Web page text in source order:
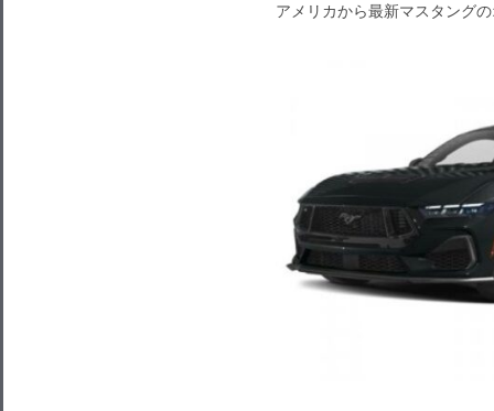
アメリカから最新マスタング